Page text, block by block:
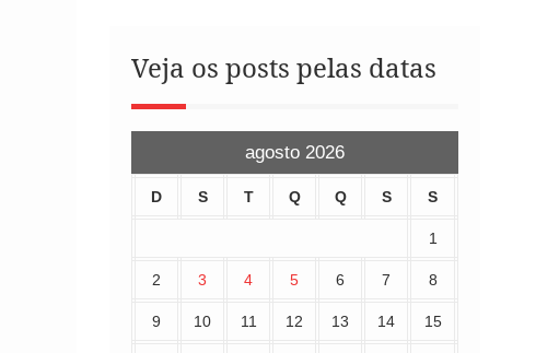
Veja os posts pelas datas
agosto 2026
D S T Q Q S S
1
2 3 4 5 6 7 8
9 10 11 12 13 14 15